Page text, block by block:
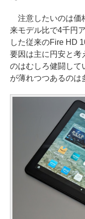
注意したいのは価
来モデル比で4千円
した従来のFire HD
要因は主に円安と考
のはむしろ健闘して
が薄れつつあるのは